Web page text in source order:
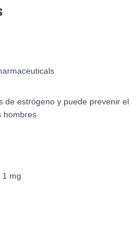
de estrógeno y puede prevenir el
hombres
1 mg